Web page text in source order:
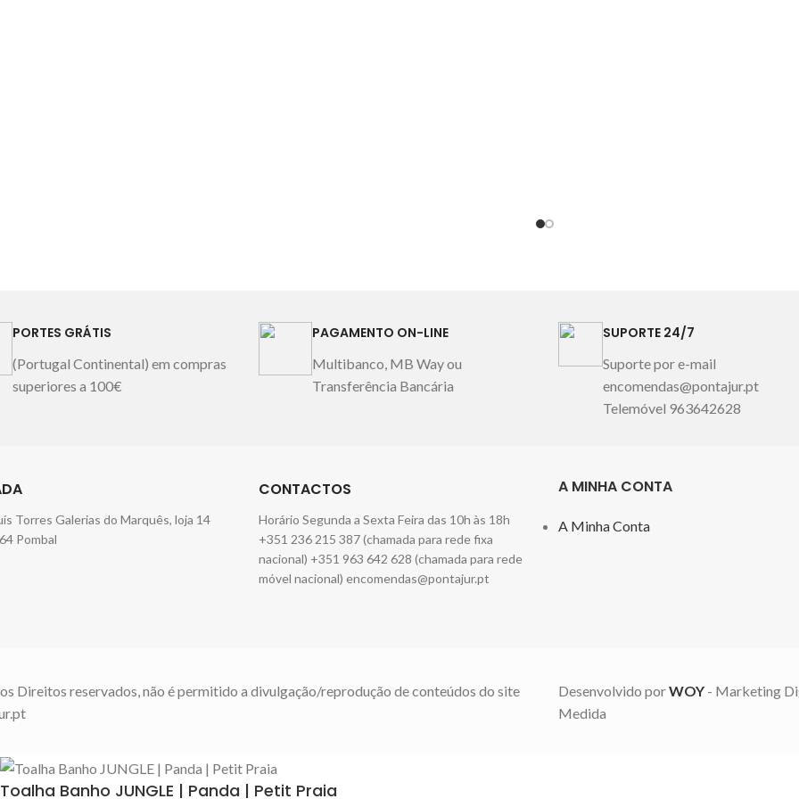
PORTES GRÁTIS
(Portugal Continental) em compras
superiores a 100€
PAGAMENTO ON-LINE
Multibanco, MB Way ou
Transferência Bancária
SUPORTE 24/7
Suporte por e-mail
encomendas@pontajur.pt
Telemóvel 963642628
Torres Galerias do Marquês, loja 14
Pombal
CONTACTOS
Horário Segunda a Sexta Feira das 10h às 18h
+351 236 215 387 (chamada para rede fixa
nacional) +351 963 642 628 (chamada para rede
móvel nacional) encomendas@pontajur.pt
A MINHA CONTA
A Minha Conta
Direitos reservados, não é permitido a divulgação/reprodução de conteúdos do site
Desenvolvido porWOY - Marketing
Medida
Toalha Banho JUNGLE | Panda | Petit Praia